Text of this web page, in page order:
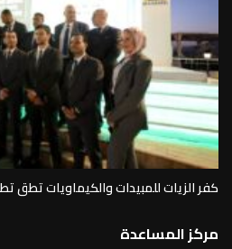
كفر الزيات للمبيدات والكيماويات تطق
مركز المساعدة